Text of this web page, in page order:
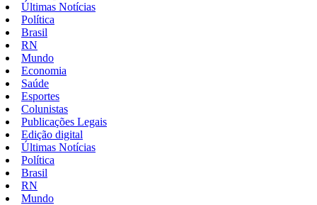
Últimas Notícias
Política
Brasil
RN
Mundo
Economia
Saúde
Esportes
Colunistas
Publicações Legais
Edição digital
Últimas Notícias
Política
Brasil
RN
Mundo